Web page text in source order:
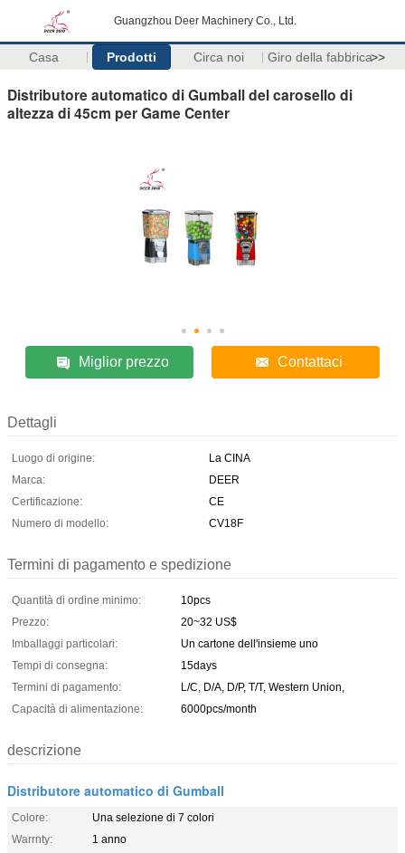
Guangzhou Deer Machinery Co., Ltd.
Casa Prodotti Circa noi Giro della fabbrica>>
Distributore automatico di Gumball del carosello di
altezza di 45cm per Game Center
Miglior prezzo Contattaci
Dettagli
Luogo di origine:
La CINA
Marca:
DEER
Certificazione:
CE
Numero di modello:
CV18F
Termini di pagamento e spedizione
Quantità di ordine minimo:
10pcs
Prezzo:
20~32 US$
Imballaggi particolari:
Un cartone dell'insieme uno
Tempi di consegna:
15days
Termini di pagamento:
L/C, D/A, D/P, T/T, Western Union,
Capacità di alimentazione:
6000pcs/month
descrizione
Distributore automatico di Gumball
Colore:
Una selezione di 7 colori
Warrnty:
1 anno